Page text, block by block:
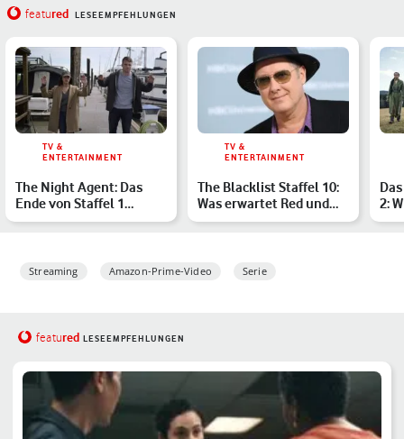
featured LESEEMPFEHLUNGEN
TV &
ENTERTAINMENT
The Night Agent: Das
Ende von Staffel 1
erklärt
TV &
ENTERTAINMENT
The Blacklist Staffel 10:
Was erwartet Red und
die Task Force?
2:
Streaming Amazon-Prime-Video Serie
featured LESEEMPFEHLUNGEN